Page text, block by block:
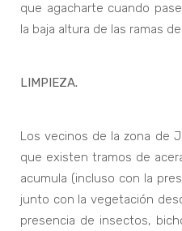
que agacharte cuando
la baja altura de las ramas
LIMPIEZA.
Los vecinos de la zona de
que existen tramos de
acumula (incluso con la
junto con la vegetación
presencia de insectos,